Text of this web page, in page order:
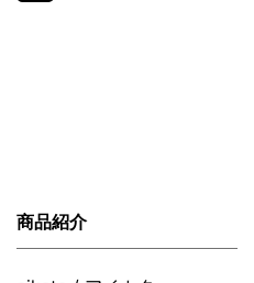
商品紹介